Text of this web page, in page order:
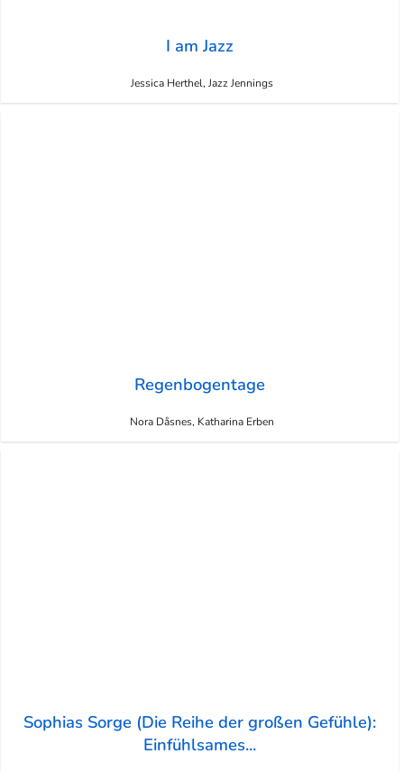
I am Jazz
Jessica Herthel, Jazz Jennings
Regenbogentage
Nora Dåsnes, Katharina Erben
Sophias Sorge (Die Reihe der großen Gefühle):
Einfühlsames...